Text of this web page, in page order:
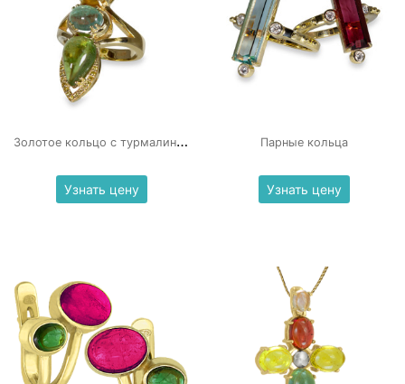
З
олотое кольцо с турмалинами
Узнать цену
Парные кольца
Узнать цену